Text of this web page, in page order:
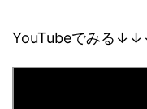
YouTubeでみる